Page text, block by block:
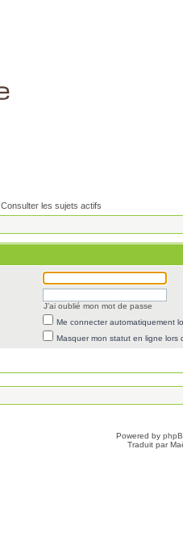
Consulter les sujets actifs
J’ai oublié mon mot de passe
Me connecter automatiquement
Masquer mon statut en ligne lors
Powered by
Traduit par